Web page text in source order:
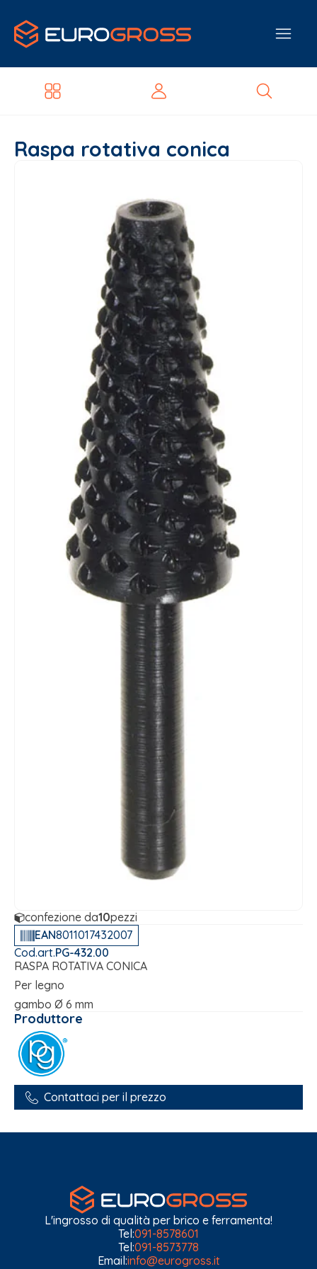
Raspa rotativa conica
confezione da10pezzi
EAN8011017432007
Cod.art.PG-432.00
RASPA ROTATIVA CONICA
Per legno
gambo Ø 6 mm
Produttore
Contattaci per il prezzo
L'ingrosso di qualità per brico e ferramenta!
Tel:091-8578601
Tel:091-8573778
Email:info@eurogross.it